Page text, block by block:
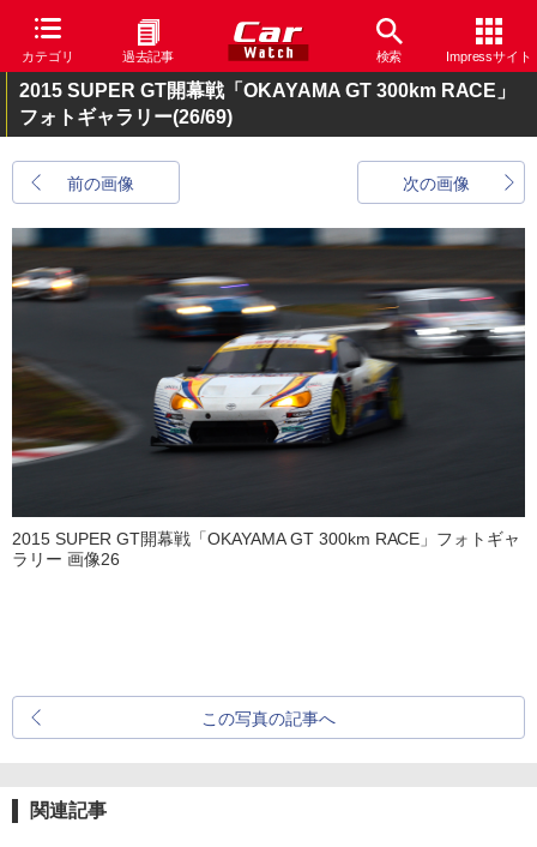
カテゴリ 過去記事 検索 Impressサイト
2015 SUPER GT開幕戦「OKAYAMA GT 300km RACE」
フォトギャラリー(26/69)
前の画像 次の画像
2015 SUPER GT開幕戦「OKAYAMA GT 300km RACE」フォトギャ
ラリー 画像26
この写真の記事へ
関連記事